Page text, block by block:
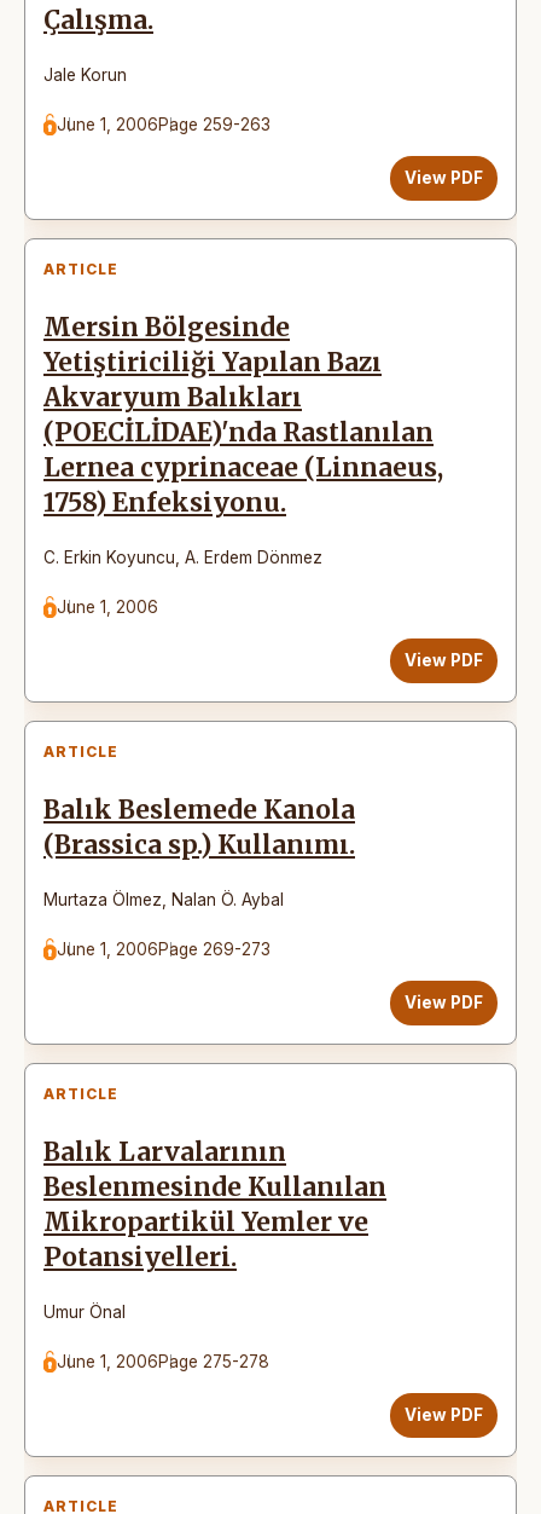
Çalışma.
Jale Korun
June 1, 2006Page 259-263
View PDF
ARTICLE
Mersin Bölgesinde
Yetiştiriciliği Yapılan Bazı
Akvaryum Balıkları
(POECİLİDAE)'nda Rastlanılan
Lernea cyprinaceae (Linnaeus,
1758) Enfeksiyonu.
C. Erkin Koyuncu A. Erdem Dönmez
June 1, 2006
View PDF
ARTICLE
Balık Beslemede Kanola
(Brassica sp.) Kullanımı.
Murtaza Ölmez Nalan Ö. Aybal
June 1, 2006Page 269-273
View PDF
ARTICLE
Balık Larvalarının
Beslenmesinde Kullanılan
Mikropartikül Yemler ve
Potansiyelleri.
Umur Önal
June 1, 2006Page 275-278
View PDF
ARTICLE